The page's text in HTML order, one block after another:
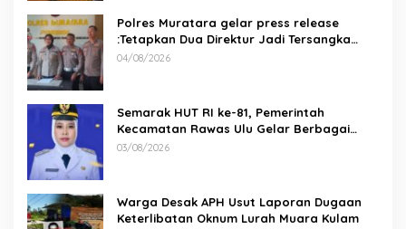
Polres Muratara gelar press release
:Tetapkan Dua Direktur Jadi Tersangka
Kecelakaan Maut antara Bus ALS dan
04/08/2026
Semarak HUT RI ke-81, Pemerintah
Kecamatan Rawas Ulu Gelar Berbagai
Lomba
03/08/2026
Warga Desak APH Usut Laporan Dugaan
Keterlibatan Oknum Lurah Muara Kulam